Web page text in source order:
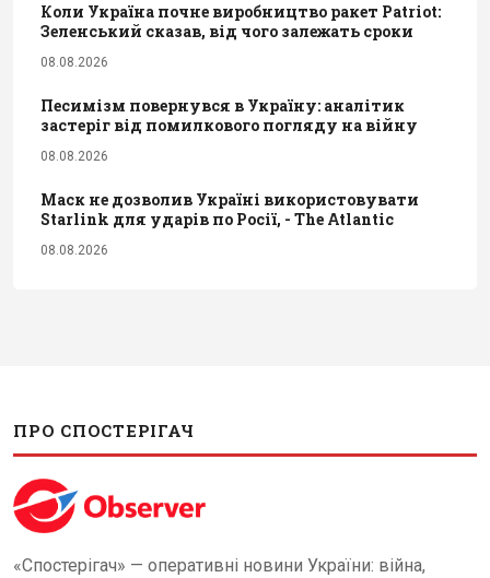
Коли Україна почне виробництво ракет Patriot:
Зеленський сказав, від чого залежать сроки
08.08.2026
Песимізм повернувся в Україну: аналітик
застеріг від помилкового погляду на війну
08.08.2026
Маск не дозволив Україні використовувати
Starlink для ударів по Росії, - The Atlantic
08.08.2026
ПРО СПОСТЕРІГАЧ
«Спостерігач» — оперативні новини України: війна,